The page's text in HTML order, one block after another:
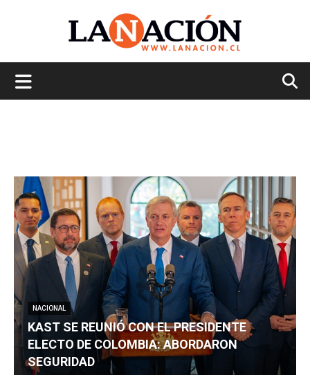
NACIONAL
KAST SE REUNIÓ CON EL PRESIDENTE
ELECTO DE COLOMBIA: ABORDARON
SEGURIDAD